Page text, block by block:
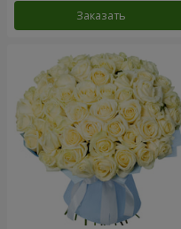
Заказать